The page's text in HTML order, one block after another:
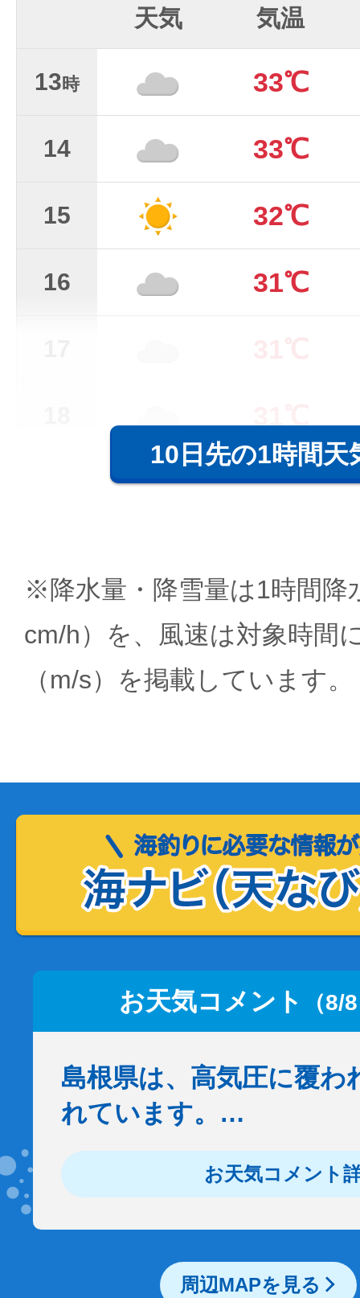
天気 気温
13時 33℃
14 33℃
15 32℃
16 31℃
10日先の1時間天
※降水量・降雪量は1時間降
cm/h）を、風速は対象時間
（m/s）を掲載しています。
お天気コメント （8/
島根県は、高気圧に覆わ
れています。…
お天気コメント
周辺MAPを見る